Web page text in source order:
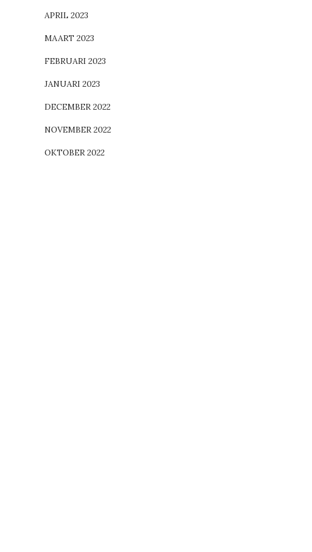
APRIL 2023
MAART 2023
FEBRUARI 2023
JANUARI 2023
DECEMBER 2022
NOVEMBER 2022
OKTOBER 2022